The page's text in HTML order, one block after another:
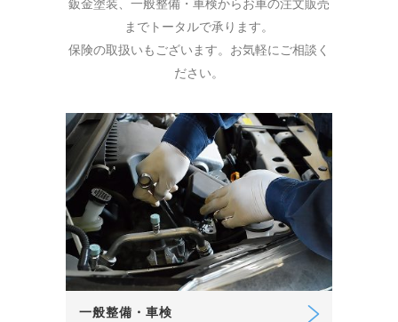
までトータルで承ります。
保険の取扱いもございます。お気軽にご相談く
ださい。
一般整備・車検